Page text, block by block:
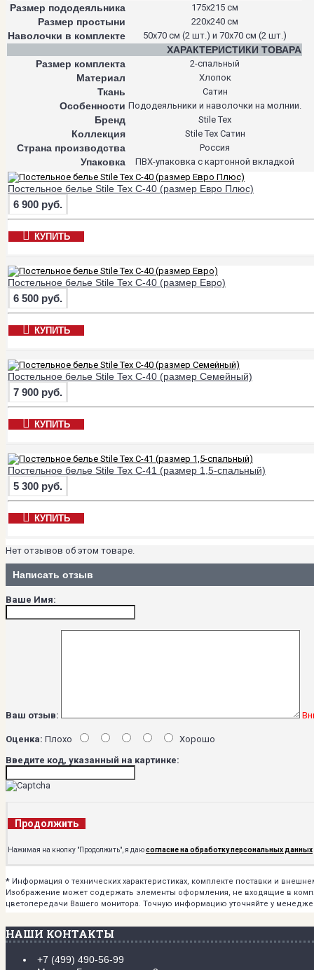
Размер пододеяльника
175х215 см
Размер простыни 220х240 см
Наволочки в комплекте 50х70 см (2 шт.) и 70х70 см (2 шт.)
ХАРАКТЕРИСТИКИ ТОВАРА
Размер комплекта
2-спальный
Материал Хлопок
Ткань Сатин
Особенности Пододеяльники и наволочки на молнии.
Бренд Stile Tex
Коллекция Stile Tex Сатин
Страна производства Россия
Упаковка ПВХ-упаковка с картонной вкладкой
Постельное белье Stile Tex C-40 (размер Евро Плюс)
6 900 руб.
КУПИТЬ
Постельное белье Stile Tex C-40 (размер Евро)
6 500 руб.
КУПИТЬ
Постельное белье Stile Tex C-40 (размер Семейный)
7 900 руб.
КУПИТЬ
Постельное белье Stile Tex C-41 (размер 1,5-спальный)
5 300 руб.
КУПИТЬ
Нет отзывов об этом товаре.
Написать отзыв
Ваше Имя:
Ваш отзыв:
Оценка: Плохо
Хорошо
Введите код, указанный на картинке:
Продолжить
Нажимая на кнопку "Продолжить", я даюсогласие на обработку персональных данных
* Информация о технических характеристиках, комплекте поставки и
Изображение может содержать элементы оформления, не входящие в
цветопередачи Вашего монитора. Точную информацию уточняйте у
НАШИ КОНТАКТЫ
+7 (499) 490-56-99